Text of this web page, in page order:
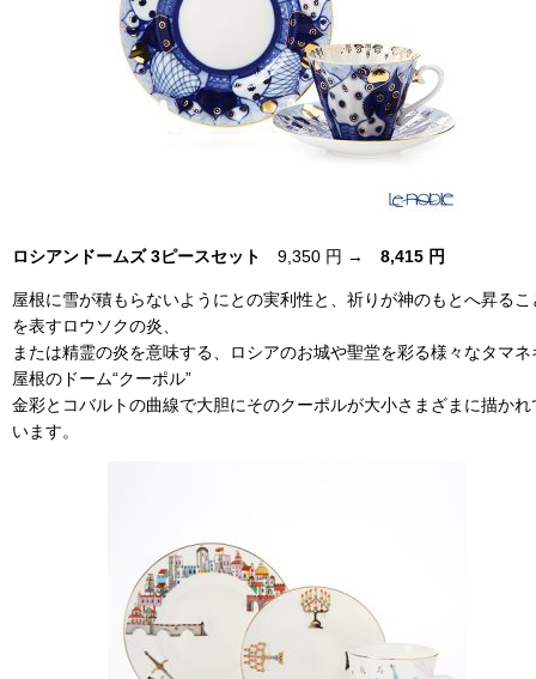
ロシアンドームズ 3ピースセット 9,350 円 → 8,415 円
屋根に雪が積もらないようにとの実利性と、祈りが神のもとへ昇るこ
を表すロウソクの炎、
または精霊の炎を意味する、ロシアのお城や聖堂を彩る様々なタマネ
屋根のドーム“クーポル”
金彩とコバルトの曲線で大胆にそのクーポルが大小さまざまに描かれ
います。